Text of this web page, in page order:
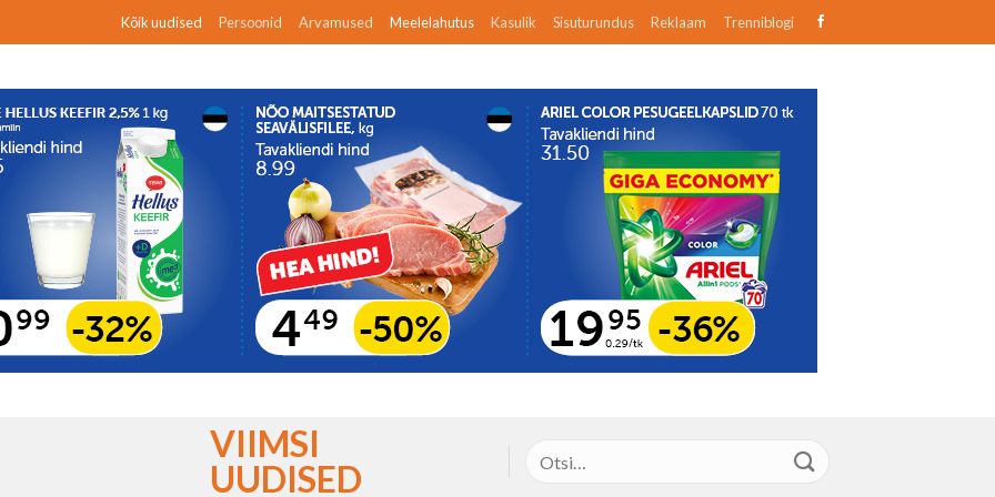
Kõik uudised Persoonid Arvamused Meelelahutus Kasulik Sisuturundus Reklaam Trenniblogi
VIIMSI
UUDISED